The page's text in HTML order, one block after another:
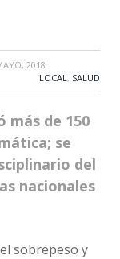
2018
LOCAL, SALUD
más de 150
se
del
nacionales
sobrepeso y